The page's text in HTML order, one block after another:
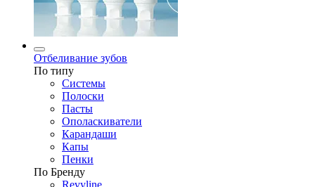
Отбеливание зубов
По типу
Системы
Полоски
Пасты
Ополаскиватели
Карандаши
Капы
Пенки
По Бренду